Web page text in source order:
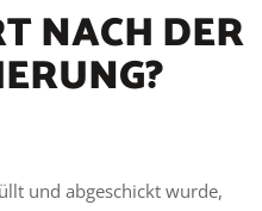
NACH DER
und abgeschickt wurde,